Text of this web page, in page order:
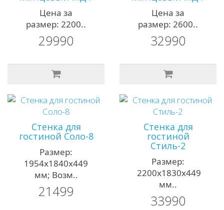
Цена за
размер: 2200..
29990
Цена за
размер: 2600..
32990
Стенка для
гостиной Соло-8
Размер:
1954х1840х449
мм; Возм..
21499
Стенка для
гостиной
Стиль-2
Размер:
2200х1830х449
мм..
33990